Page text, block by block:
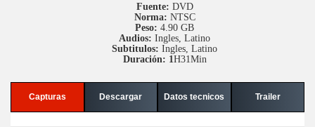
Fuente: DVD
Norma: NTSC
Peso: 4.90 GB
Audios: Ingles, Latino
Subtitulos: Ingles, Latino
Duración: 1H31Min
Capturas Descargar Datos tecnicos Trailer